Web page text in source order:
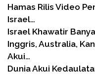
Hamas Rilis Video
Israel…
Israel Khawatir
Inggris, Australia,
Akui…
Dunia Akui